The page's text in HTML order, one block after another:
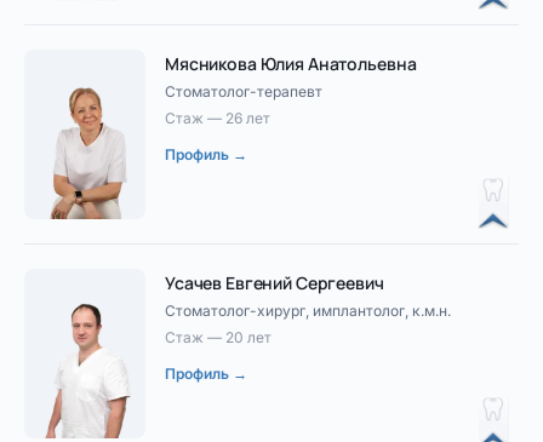
Мясникова Юлия Анатольевна
Стоматолог-терапевт
Стаж — 26 лет
Профиль →
Усачев Евгений Сергеевич
Стоматолог-хирург, имплантолог, к.м.н.
Стаж — 20 лет
Профиль →